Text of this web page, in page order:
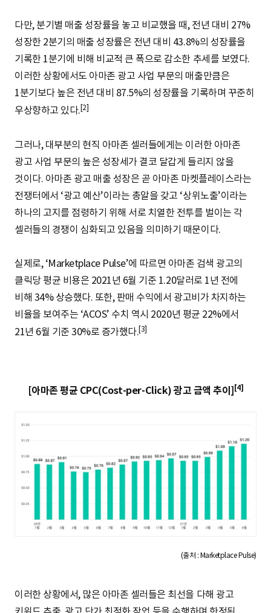
다만, 분기별 매출 성장률을 놓고 비교했을 때, 전년 대비 27%
성장한 2분기의 매출 성장률은 전년 대비 43.8%의 성장률을
기록한 1분기에 비해 비교적 큰 폭으로 감소한 추세를 보였다.
이러한 상황에서도 아마존 광고 사업 부문의 매출만큼은
1분기보다 높은 전년 대비 87.5%의 성장률을 기록하며 꾸준히
우상향하고 있다. [2]
그러나, 대부분의 현직 아마존 셀러들에게는 이러한 아마존
광고 사업 부문의 높은 성장세가 결코 달갑게 들리지 않을
것이다. 아마존 광고 매출 성장은 곧 아마존 마켓플레이스라는
전쟁터에서 ‘광고 예산’이라는 총알을 갖고 ‘상위노출’이라는
하나의 고지를 점령하기 위해 서로 치열한 전투를 벌이는 각
셀러들의 경쟁이 심화되고 있음을 의미하기 때문이다.
실제로, ‘Marketplace Pulse’에 따르면 아마존 검색 광고의
클릭당 평균 비용은 2021년 6월 기준 1.20달러로 1년 전에
비해 34% 상승했다. 또한, 판매 수익에서 광고비가 차지하는
비율을 보여주는 ‘ACOS’ 수치 역시 2020년 평균 22%에서
21년 6월 기준 30%로 증가했다.[3]
[아마존 평균 CPC(Cost-per-Click) 광고 금액 추이] [4]
(출처 : Marketplace Pulse)
이러한 상황에서, 많은 아마존 셀러들은 최선을 다해 광고